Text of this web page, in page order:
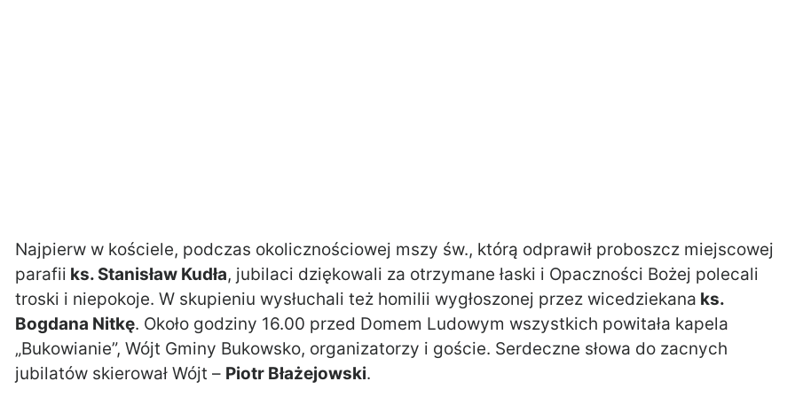
Najpierw w kościele, podczas okolicznościowej mszy św., którą odprawił proboszcz miejscowej
parafii ks. Stanisław Kudła, jubilaci dziękowali za otrzymane łaski i Opaczności Bożej polecali
troski i niepokoje. W skupieniu wysłuchali też homilii wygłoszonej przez wicedziekana ks.
Bogdana Nitkę. Około godziny 16.00 przed Domem Ludowym wszystkich powitała kapela
„Bukowianie”, Wójt Gminy Bukowsko, organizatorzy i goście. Serdeczne słowa do zacnych
jubilatów skierował Wójt – Piotr Błażejowski.